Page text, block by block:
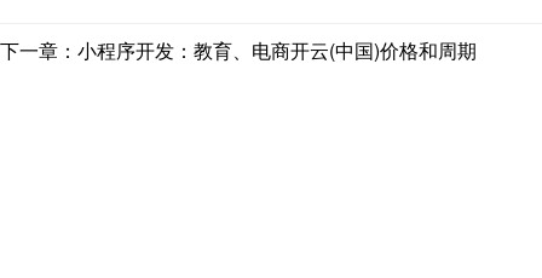
下一章：小程序开发：教育、电商开云(中国)价格和周期